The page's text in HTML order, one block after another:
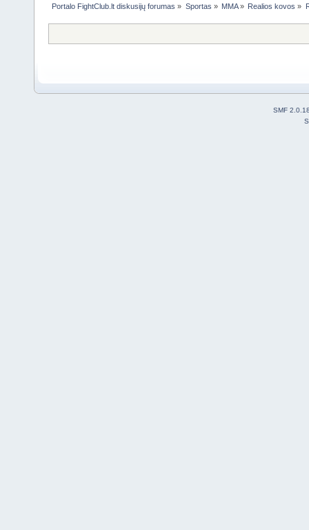
Portalo FightClub.lt diskusijų forumas » Sportas » MMA» Realios kovos »
SMF